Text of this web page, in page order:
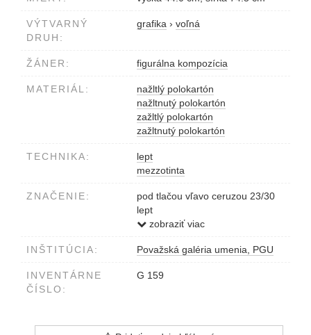
VÝTVARNÝ
DRUH:
grafika › voľná
ŽÁNER: figurálna kompozícia
MATERIÁL:
nažltlý polokartón
nažltnutý polokartón
zažltlý polokartón
zažltnutý polokartón
TECHNIKA:
lept
mezzotinta
ZNAČENIE:
pod tlačou vľavo ceruzou 23/30
lept
v strede Imperátor alebo Pocta
vpravo Róbert Brun 1977
zobraziť viac
INŠTITÚCIA: Považská galéria umenia, PGU
INVENTÁRNE
ČÍSLO:
G 159